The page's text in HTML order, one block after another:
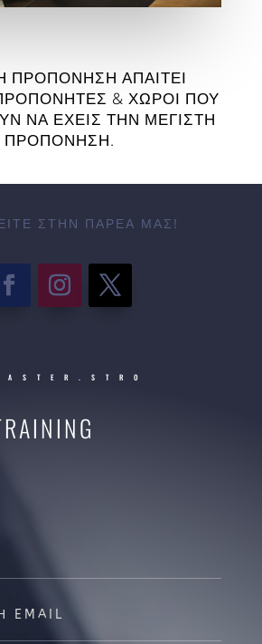
ΠΡΟΠΌΝΗΣΗ ΑΠΑΙΤΕΊ
& ΧΏΡΟΙ ΠΟΥ
ΝΑ ΈΧΕΙΣ ΤΗΝ ΜΈΓΙΣΤΗ
ΠΡΟΠΌΝΗΣΗ.
ΣΤΗΝ ΠΑΡΈΑ ΜΑΣ!